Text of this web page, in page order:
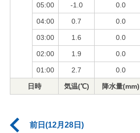
05:00 -1.0 0.0
04:00 0.7 0.0
03:00 1.6 0.0
02:00 1.9 0.0
01:00 2.7 0.0
日時 気温(℃) 降水量(mm)
前日(12月28日)